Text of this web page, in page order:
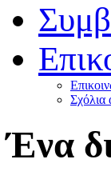
Σχόλια
Ένα